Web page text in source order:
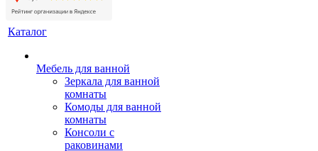
Каталог
Мебель для ванной
Зеркала для ванной
комнаты
Комоды для ванной
комнаты
Консоли с
раковинами